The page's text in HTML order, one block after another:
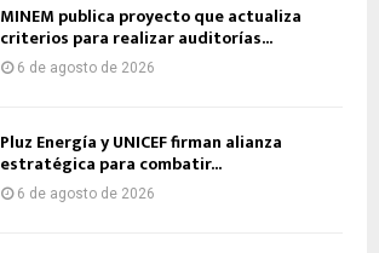
MINEM publica proyecto que actualiza
criterios para realizar auditorías...
6 de agosto de 2026
Pluz Energía y UNICEF firman alianza
estratégica para combatir...
6 de agosto de 2026